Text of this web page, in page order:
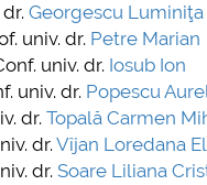
dr.Georgescu
univ. dr. Petre Marian
univ. dr. Iosub Ion
univ. dr. Popescu
dr.Topală Carmen
dr.Vîjan Loredana
dr.Soare Liliana
INFORMATII ACTE